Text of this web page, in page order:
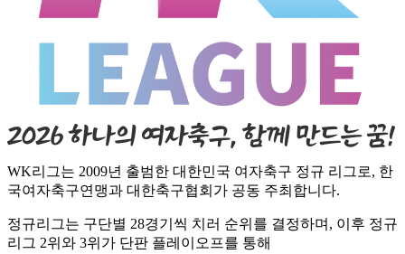
WK리그는 2009년 출범한 대한민국 여자축구 정규 리그로, 한
국여자축구연맹과 대한축구협회가 공동 주최합니다.
정규리그는 구단별 28경기씩 치러 순위를 결정하며, 이후 정규
리그 2위와 3위가 단판 플레이오프를 통해